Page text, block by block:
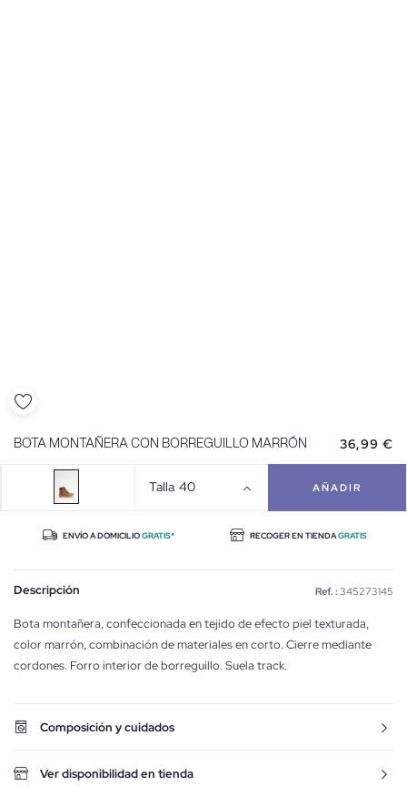
BOTA MONTAÑERA CON BORREGUILLO MARRÓN 36,99 €
Talla 40 AÑADIR
ENVÍO A DOMICILIOGRATIS* RECOGER EN TIENDAGRATIS
Descripción Ref. : 345273145
Bota montañera, confeccionada en tejido de efecto piel texturada,
color marrón, combinación de materiales en corto. Cierre mediante
cordones. Forro interior de borreguillo. Suela track.
Composición y cuidados
Ver disponibilidad en tienda